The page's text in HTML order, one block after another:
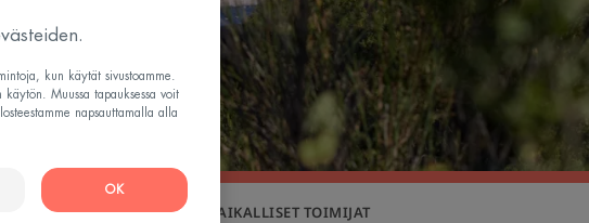
ALUE PAIKALLISET TOIMIJAT
kun käytät sivustoamme.
Muussa tapauksessa voit
napsauttamalla alla
OK